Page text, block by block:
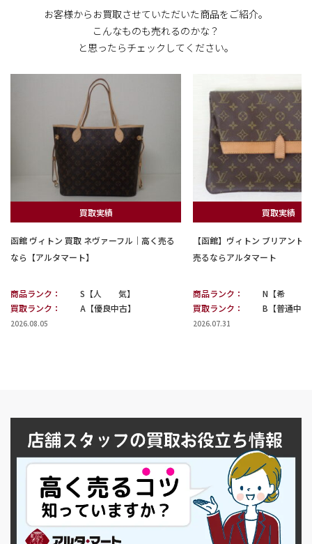
お客様からお買取させていただいた商品をご紹介。
こんなものも売れるのかな？
と思ったらチェックしてください。
買取実績
函館 ヴィトン 買取 ネヴァーフル｜高く売る
なら【アルタマート】
商品ランク：
S【人 気】
買取ランク：
A【優良中古】
2026.08.05
買取実績
【函館】ヴィトン ブリアント
売るならアルタマート
商品ランク：
N【希 少
買取ランク：
B【普通中古
2026.07.31